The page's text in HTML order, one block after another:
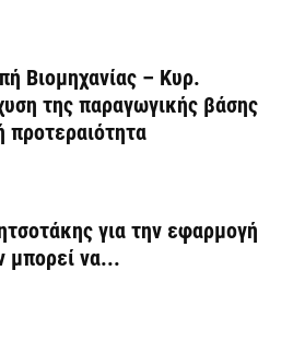
Βιομηχανίας – Κυρ.
της παραγωγικής βάσης
προτεραιότητα
για την εφαρμογή
μπορεί να...